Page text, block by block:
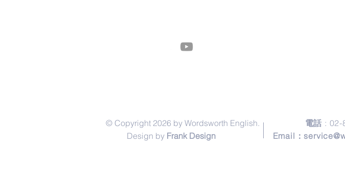
© Copyright 2026 by Wordsworth English.
Design by Frank Design
電話 : 02-
Email：